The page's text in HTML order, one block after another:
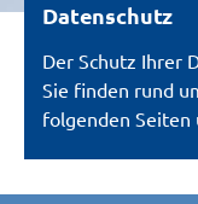
Datenschutz
Der Schutz Ihrer
Sie finden rund
folgenden